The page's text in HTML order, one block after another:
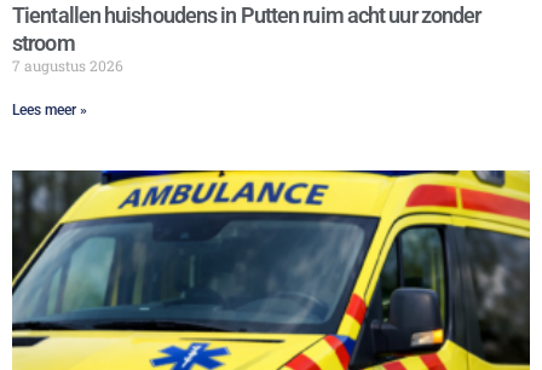
Tientallen huishoudens in Putten ruim acht uur zonder
stroom
7 augustus 2026
Lees meer »